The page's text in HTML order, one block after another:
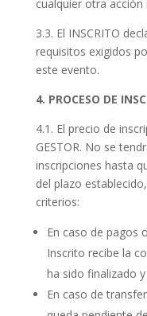
cualquier otra
3.3. El INSCRITO
requisitos exigidos
este evento.
4. PROCESO DE
4.1. El precio de
GESTOR. No se
inscripciones hasta
del plazo
criterios:
En caso de pagos
Inscrito recibe la
ha sido finalizado
En caso de